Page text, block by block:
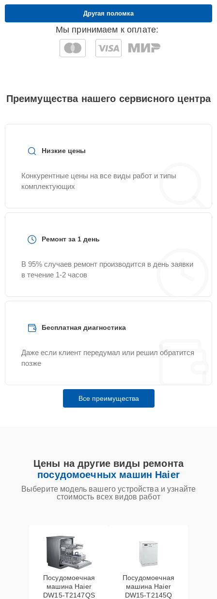
Мы принимаем к оплате:
Другая поломка
Преимущества нашего сервисного центра
Низкие цены
Конкурентные цены на все виды работ и типы
комплектующих
Ремонт за 1 день
В 95% случаев ремонт производится в день заявки
в течение 1-2 часов
Бесплатная диагностика
Даже если клиент передумал или решил обратится
позже
Все преимущества
Цены на другие виды ремонта
посудомоечных машин Haier
Выберите модель вашего устройства и узнайте
стоимость всех видов работ
Посудомоечная
машина Haier
DW15-T2147QS
Посудомоечная
машина Haier
DW15-T2145Q